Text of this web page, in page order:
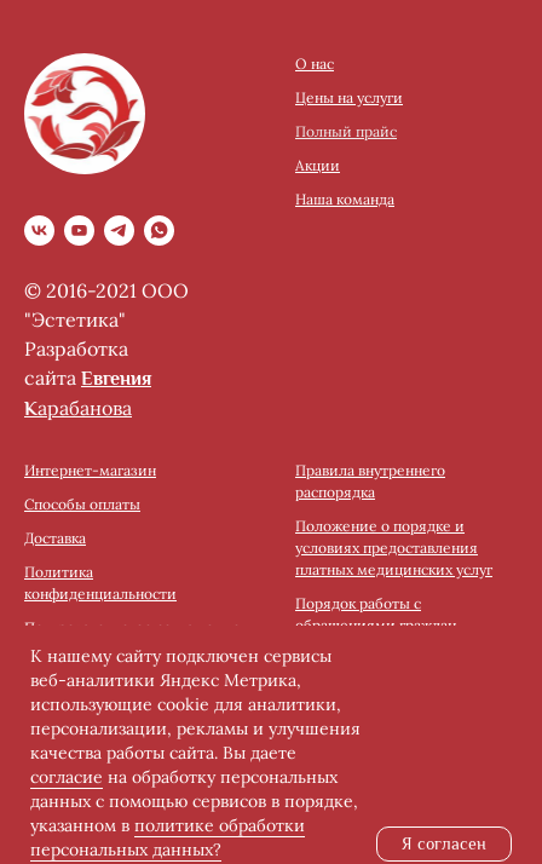
© 2016-2021 ООО
"Эстетика"
Разработка
сайта Eвгения
Kарабанова
О нас
Цены на услуги
Полный прайс
Акции
Наша команда
Интернет-магазин
Способы оплаты
Доставка
Политика
конфиденциальности
Пользовательское соглашени
e
Правила внутреннего
распорядка
Положение о порядке и
условиях предоставления
платных медицинских услуг
Порядок работы с
обращениями граждан
Политика обработки и защиты
ПД
Правила записи на первичный
прием
Постановление Правительства
N 597-пр
К нашему сайту подключен сервисы
веб-аналитики Яндекс Метрика,
использующие cookie для аналитики,
персонализации, рекламы и улучшения
качества работы сайта. Вы даете
согласие на обработку персональных
данных с помощью сервисов в порядке,
указанном в политике обработки
персональных данных?
Я согласен